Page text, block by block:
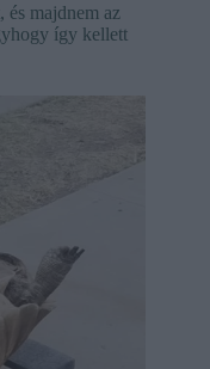
és majdnem az
így kellett